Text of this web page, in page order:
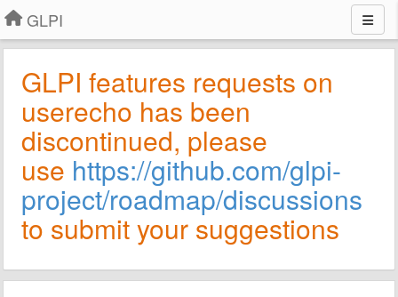
GLPI
GLPI features requests on
userecho has been
discontinued, please
use https://github.com/glpi-
project/roadmap/discussions
to submit your suggestions